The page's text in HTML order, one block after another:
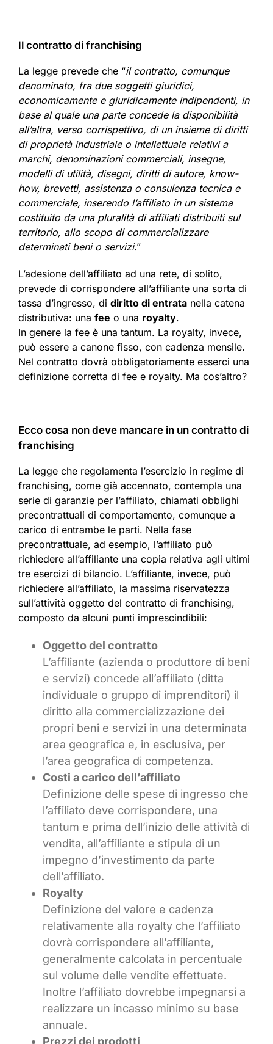
Il contratto di franchising
La legge prevede che “il contratto, comunque
denominato, fra due soggetti giuridici,
economicamente e giuridicamente indipendenti, in
base al quale una parte concede la disponibilità
all’altra, verso corrispettivo, di un insieme di diritti
di proprietà industriale o intellettuale relativi a
marchi, denominazioni commerciali, insegne,
modelli di utilità, disegni, diritti di autore, know-
how, brevetti, assistenza o consulenza tecnica e
commerciale, inserendo l’affiliato in un sistema
costituito da una pluralità di affiliati distribuiti sul
territorio, allo scopo di commercializzare
determinati beni o servizi.”
L’adesione dell’affiliato ad una rete, di solito,
prevede di corrispondere all’affiliante una sorta di
tassa d’ingresso, di diritto di entrata nella catena
distributiva: una fee o una royalty.
In genere la fee è una tantum. La royalty, invece,
può essere a canone fisso, con cadenza mensile.
Nel contratto dovrà obbligatoriamente esserci una
definizione corretta di fee e royalty. Ma cos’altro?
Ecco cosa non deve mancare in un contratto di
franchising
La legge che regolamenta l’esercizio in regime di
franchising, come già accennato, contempla una
serie di garanzie per l’affiliato, chiamati obblighi
precontrattuali di comportamento, comunque a
carico di entrambe le parti. Nella fase
precontrattuale, ad esempio, l’affiliato può
richiedere all’affiliante una copia relativa agli ultimi
tre esercizi di bilancio. L’affiliante, invece, può
richiedere all’affiliato, la massima riservatezza
sull’attività oggetto del contratto di franchising,
composto da alcuni punti imprescindibili:
Oggetto del contratto
L’affiliante (azienda o produttore di beni
e servizi) concede all’affiliato (ditta
individuale o gruppo di imprenditori) il
diritto alla commercializzazione dei
propri beni e servizi in una determinata
area geografica e, in esclusiva, per
l’area geografica di competenza.
Costi a carico dell’affiliato
Definizione delle spese di ingresso che
l’affiliato deve corrispondere, una
tantum e prima dell’inizio delle attività di
vendita, all’affiliante e stipula di un
impegno d’investimento da parte
dell’affiliato.
Royalty
Definizione del valore e cadenza
relativamente alla royalty che l’affiliato
dovrà corrispondere all’affiliante,
generalmente calcolata in percentuale
sul volume delle vendite effettuate.
Inoltre l’affiliato dovrebbe impegnarsi a
realizzare un incasso minimo su base
annuale.
Prezzi dei prodotti